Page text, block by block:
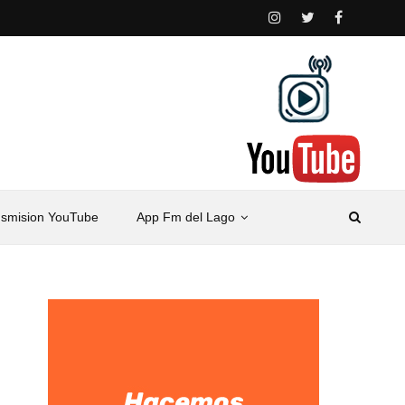
YouTube App Fm del Lago